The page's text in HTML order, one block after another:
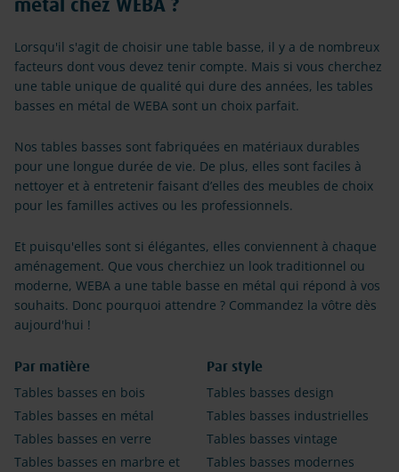
métal chez WEBA ?
Lorsqu'il s'agit de choisir une table basse, il y a de nombreux
facteurs dont vous devez tenir compte. Mais si vous cherchez
une table unique de qualité qui dure des années, les tables
basses en métal de WEBA sont un choix parfait.
Nos tables basses sont fabriquées en matériaux durables
pour une longue durée de vie. De plus, elles sont faciles à
nettoyer et à entretenir faisant d’elles des meubles de choix
pour les familles actives ou les professionnels.
Et puisqu'elles sont si élégantes, elles conviennent à chaque
aménagement. Que vous cherchiez un look traditionnel ou
moderne, WEBA a une table basse en métal qui répond à vos
souhaits. Donc pourquoi attendre ? Commandez la vôtre dès
aujourd'hui !
Par matière
Tables basses en bois
Tables basses en métal
Tables basses en verre
Tables basses en marbre et
Par style
Tables basses design
Tables basses industrielles
Tables basses vintage
Tables basses modernes